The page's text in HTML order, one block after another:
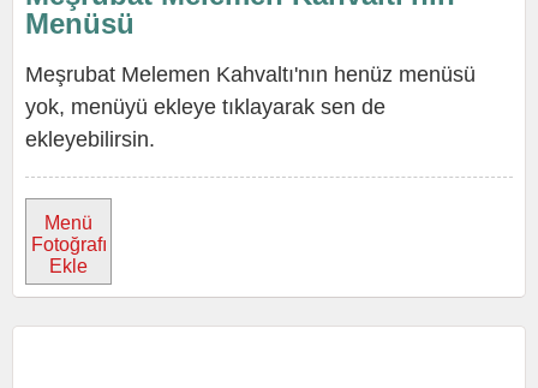
Menüsü
Meşrubat Melemen Kahvaltı'nın henüz menüsü
yok, menüyü ekleye tıklayarak sen de
ekleyebilirsin.
Menü
Fotoğrafı
Ekle